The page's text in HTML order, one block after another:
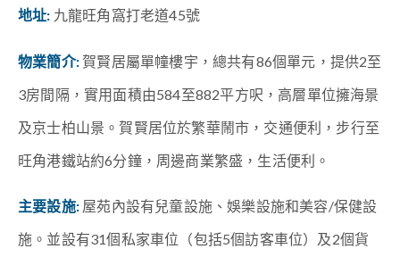
地址: 九龍旺角窩打老道45號
物業簡介:賀賢居屬單幢樓宇，總共有86個單元，提供2至
3房間隔，實用面積由584至882平方呎，高層單位擁海景
及京士柏山景。賀賢居位於繁華鬧市，交通便利，步行至
旺角港鐵站約6分鐘，周邊商業繁盛，生活便利。
主要設施: 屋苑內設有兒童設施、娛樂設施和美容/保健設
施。並設有31個私家車位（包括5個訪客車位）及2個貨